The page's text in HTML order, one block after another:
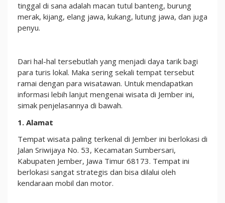
tinggal di sana adalah macan tutul banteng, burung
merak, kijang, elang jawa, kukang, lutung jawa, dan juga
penyu.
Dari hal-hal tersebutlah yang menjadi daya tarik bagi
para turis lokal. Maka sering sekali tempat tersebut
ramai dengan para wisatawan. Untuk mendapatkan
informasi lebih lanjut mengenai wisata di Jember ini,
simak penjelasannya di bawah.
1. Alamat
Tempat wisata paling terkenal di Jember ini berlokasi di
Jalan Sriwijaya No. 53, Kecamatan Sumbersari,
Kabupaten Jember, Jawa Timur 68173. Tempat ini
berlokasi sangat strategis dan bisa dilalui oleh
kendaraan mobil dan motor.